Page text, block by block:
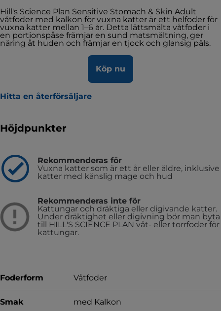
Hill's Science Plan Sensitive Stomach & Skin Adult
våtfoder med kalkon för vuxna katter är ett helfoder för
vuxna katter mellan 1–6 år. Detta lättsmälta våtfoder i
en portionspåse främjar en sund matsmältning, ger
näring åt huden och främjar en tjock och glansig päls.
Köp nu
Hitta en återförsäljare
Höjdpunkter
Rekommenderas för
Vuxna katter som är ett år eller äldre, inklusive
katter med känslig mage och hud
Rekommenderas inte för
Kattungar och dräktiga eller digivande katter.
Under dräktighet eller digivning bör man byta
till HILL'S SCIENCE PLAN våt- eller torrfoder för
kattungar.
Foderform Våtfoder
Smak med Kalkon